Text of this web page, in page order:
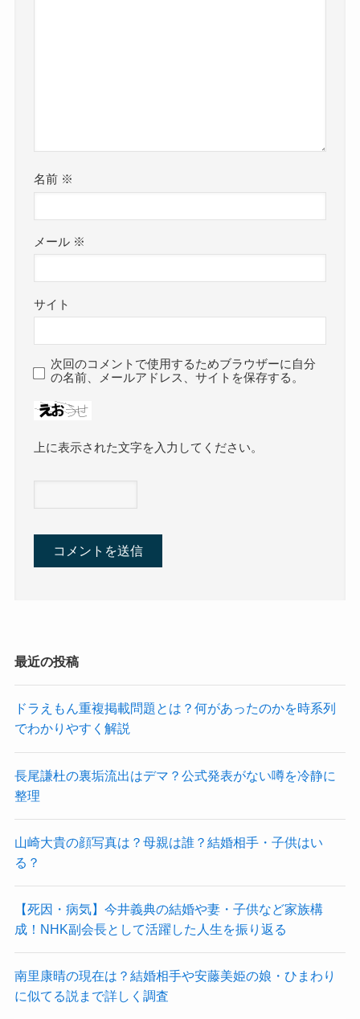
名前 ※
メール ※
サイト
次回のコメントで使用するためブラウザーに自分
の名前、メールアドレス、サイトを保存する。
上に表示された文字を入力してください。
最近の投稿
ドラえもん重複掲載問題とは？何があったのかを時系列
でわかりやすく解説
長尾謙杜の裏垢流出はデマ？公式発表がない噂を冷静に
整理
山崎大貴の顔写真は？母親は誰？結婚相手・子供はい
る？
【死因・病気】今井義典の結婚や妻・子供など家族構
成！NHK副会長として活躍した人生を振り返る
南里康晴の現在は？結婚相手や安藤美姫の娘・ひまわり
に似てる説まで詳しく調査